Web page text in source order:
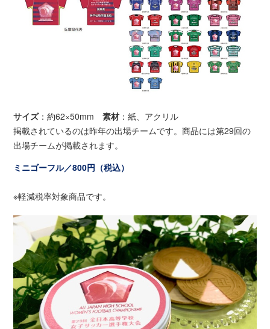
サイズ：約62×50mm素材 ：紙、アクリル
掲載されているのは昨年の出場チームです。商品には第29回の
出場チームが掲載されます。
ミニゴーフル／800円（税込）
※軽減税率対象商品です。